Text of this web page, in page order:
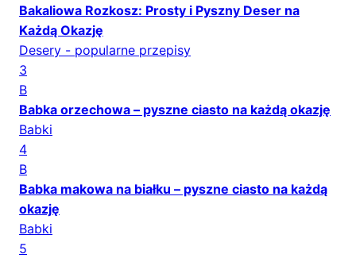
Bakaliowa Rozkosz: Prosty i Pyszny Deser na
Każdą Okazję
Desery - popularne przepisy
3
B
Babka orzechowa – pyszne ciasto na każdą okazję
Babki
4
B
Babka makowa na białku – pyszne ciasto na każdą
okazję
Babki
5